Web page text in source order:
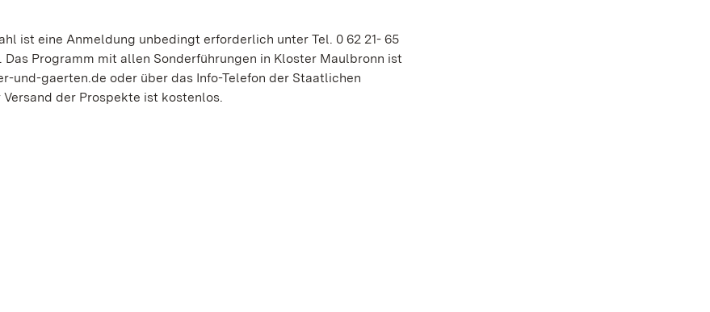
ist eine Anmeldung unbedingt erforderlich unter Tel. 0 62 21- 65
Das Programm mit allen Sonderführungen in Kloster Maulbronn ist
und-gaerten.de oder über das Info-Telefon der Staatlichen
der Prospekte ist kostenlos.